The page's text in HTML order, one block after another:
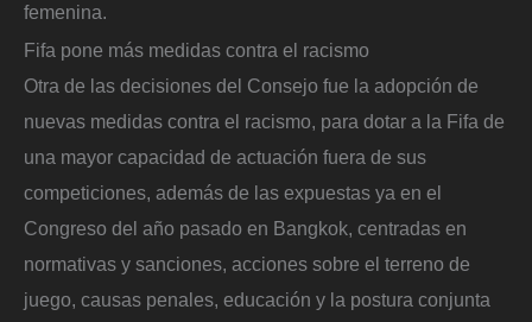
femenina.
Fifa pone más medidas contra el racismo
Otra de las decisiones del Consejo fue la adopción de
nuevas medidas contra el racismo, para dotar a la Fifa de
una mayor capacidad de actuación fuera de sus
competiciones, además de las expuestas ya en el
Congreso del año pasado en Bangkok, centradas en
normativas y sanciones, acciones sobre el terreno de
juego, causas penales, educación y la postura conjunta